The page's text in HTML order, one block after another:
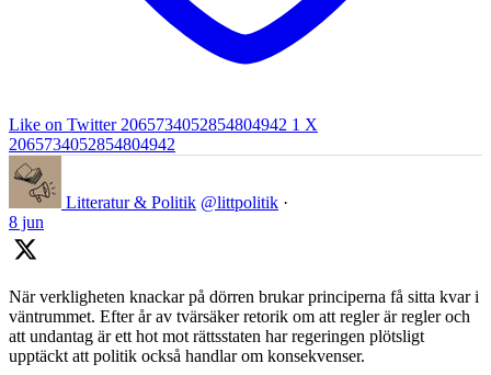
Like on Twitter 2065734052854804942 1 X
2065734052854804942
Litteratur & Politik @littpolitik ·
8 jun
När verkligheten knackar på dörren brukar principerna få sitta kvar i
väntrummet. Efter år av tvärsäker retorik om att regler är regler och
att undantag är ett hot mot rättsstaten har regeringen plötsligt
upptäckt att politik också handlar om konsekvenser.